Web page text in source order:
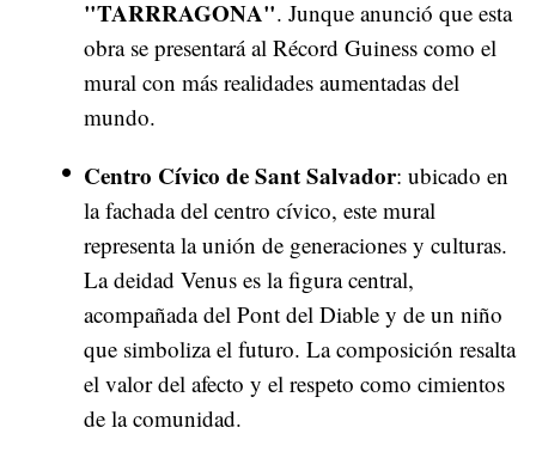
"TARRRAGONA". Junque anunció que esta
obra se presentará al Récord Guiness como el
mural con más realidades aumentadas del
mundo.
Centro Cívico de Sant Salvador: ubicado en
la fachada del centro cívico, este mural
representa la unión de generaciones y culturas.
La deidad Venus es la figura central,
acompañada del Pont del Diable y de un niño
que simboliza el futuro. La composición resalta
el valor del afecto y el respeto como cimientos
de la comunidad.